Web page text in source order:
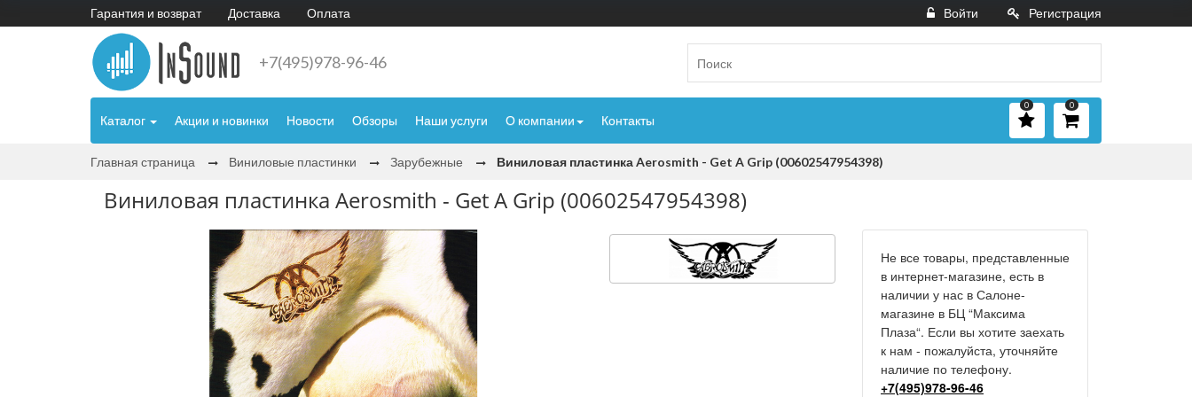
Гарантия и возврат Доставка Оплата Войти Регистрация
+7(495)978-96-46
Каталог Акции и новинки Новости Обзоры Наши услуги О компании Контакты
0
0
Главная страница Виниловые пластинки Зарубежные Виниловая пластинка Aerosmith - Get A Grip (00602547954398)
Виниловая пластинка Aerosmith - Get A Grip (00602547954398)
Не все товары, представленные
в интернет-магазине, есть в
наличии у нас в Салоне-
магазине в БЦ “Максима
Плаза“. Если вы хотите заехать
к нам - пожалуйста, уточняйте
наличие по телефону.
+7(495)978-96-46